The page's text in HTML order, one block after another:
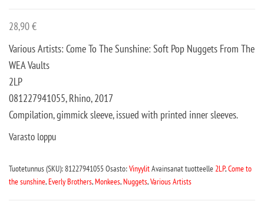
28,90€
Various Artists: Come To The Sunshine: Soft Pop Nuggets From The
WEA Vaults
2LP
081227941055, Rhino, 2017
Compilation, gimmick sleeve, issued with printed inner sleeves.
Varasto loppu
Tuotetunnus (SKU):81227941055Osasto:VinyylitAvainsanat tuotteelle2LP,Come to
the sunshine,Everly Brothers,Monkees,Nuggets,Various Artists